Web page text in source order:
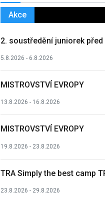
Akce
2. soustředění juniorek před
5.8.2026 - 6.8.2026
MISTROVSTVÍ EVROPY
13.8.2026 - 16.8.2026
MISTROVSTVÍ EVROPY
19.8.2026 - 23.8.2026
TRA Simply the best camp
23.8.2026 - 29.8.2026